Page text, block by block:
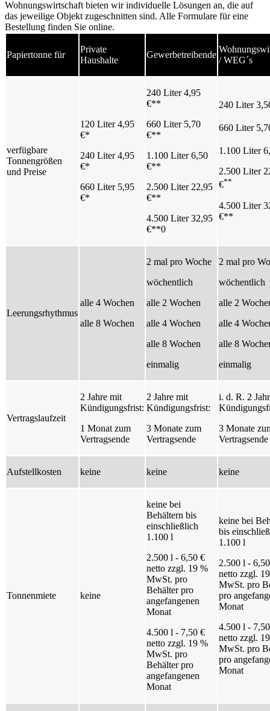
Wohnungswirtschaft bieten wir individuelle Lösungen an, die auf
das jeweilige Objekt zugeschnitten sind. Alle Formulare für eine
Bestellung finden Sie online.
Papiertonne für
Private
Haushalte
Gewerbetreibende
/ WEG´s
verfügbare
Tonnengrößen
und Preise
120 Liter 4,95
€*
240 Liter 4,95
€*
660 Liter 5,95
€*
240 Liter 4,95
€**
660 Liter 5,70
€**
1.100 Liter 6,50
€**
2.500 Liter 22,95
€**
4.500 Liter 32,95
€**0
240 Liter
660 Liter
1.100 Liter
2.500 Liter
€**
4.500 Liter
€**
Leerungsrhythmus
alle 4 Wochen
alle 8 Wochen
2 mal pro Woche
wöchentlich
alle 2 Wochen
alle 4 Wochen
alle 8 Wochen
einmalig
2 mal pro
wöchentlich
alle 2
alle 4
alle 8
einmalig
Vertragslaufzeit
2 Jahre mit
Kündigungsfrist:
1 Monat zum
Vertragsende
2 Jahre mit
Kündigungsfrist:
3 Monate zum
Vertragsende
i. d. R. 2
3 Monate
Vertragsende
Aufstellkosten keine keine keine
Tonnenmiete keine
keine bei
Behältern bis
einschließlich
1.100 l
2.500 l - 6,50 €
netto zzgl. 19 %
MwSt. pro
Behälter pro
angefangenen
Monat
4.500 l - 7,50 €
netto zzgl. 19 %
MwSt. pro
Behälter pro
angefangenen
Monat
keine bei
bis
1.100 l
2.500 l -
netto zzgl.
MwSt. pro
pro
Monat
4.500 l -
netto zzgl.
MwSt. pro
pro
Monat